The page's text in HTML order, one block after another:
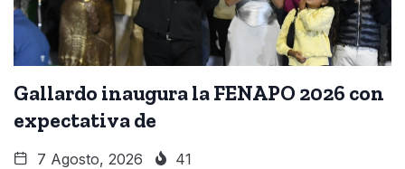
Gallardo inaugura la FENAPO 2026 con
expectativa de
7 Agosto, 2026 41